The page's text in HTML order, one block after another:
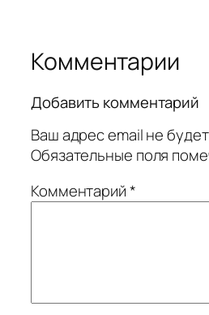
Комментарии
Добавить комментарий
Ваш адрес email не
Обязательные поля
Комментарий*